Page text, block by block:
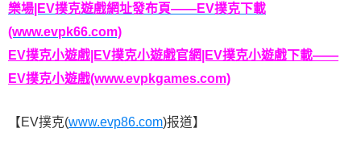
樂場|EV撲克遊戲網址發布頁——EV撲克下載
(www.evpk66.com)
EV撲克小遊戲|EV撲克小遊戲官網|EV撲克小遊戲下載——
EV撲克小遊戲(www.evpkgames.com)
【EV撲克(www.evp86.com)报道】